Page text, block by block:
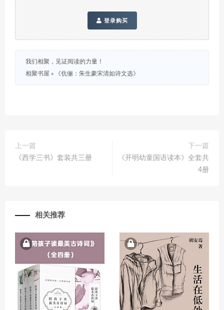
登录购买
我们相聚，见证阅读的力量！
相聚书屋 » 《伉俪：朱生豪宋清如诗文选》
上一篇
《西学三书》套装共三册
下一篇
《开明幼童国语读本》全套共
4册
相关推荐